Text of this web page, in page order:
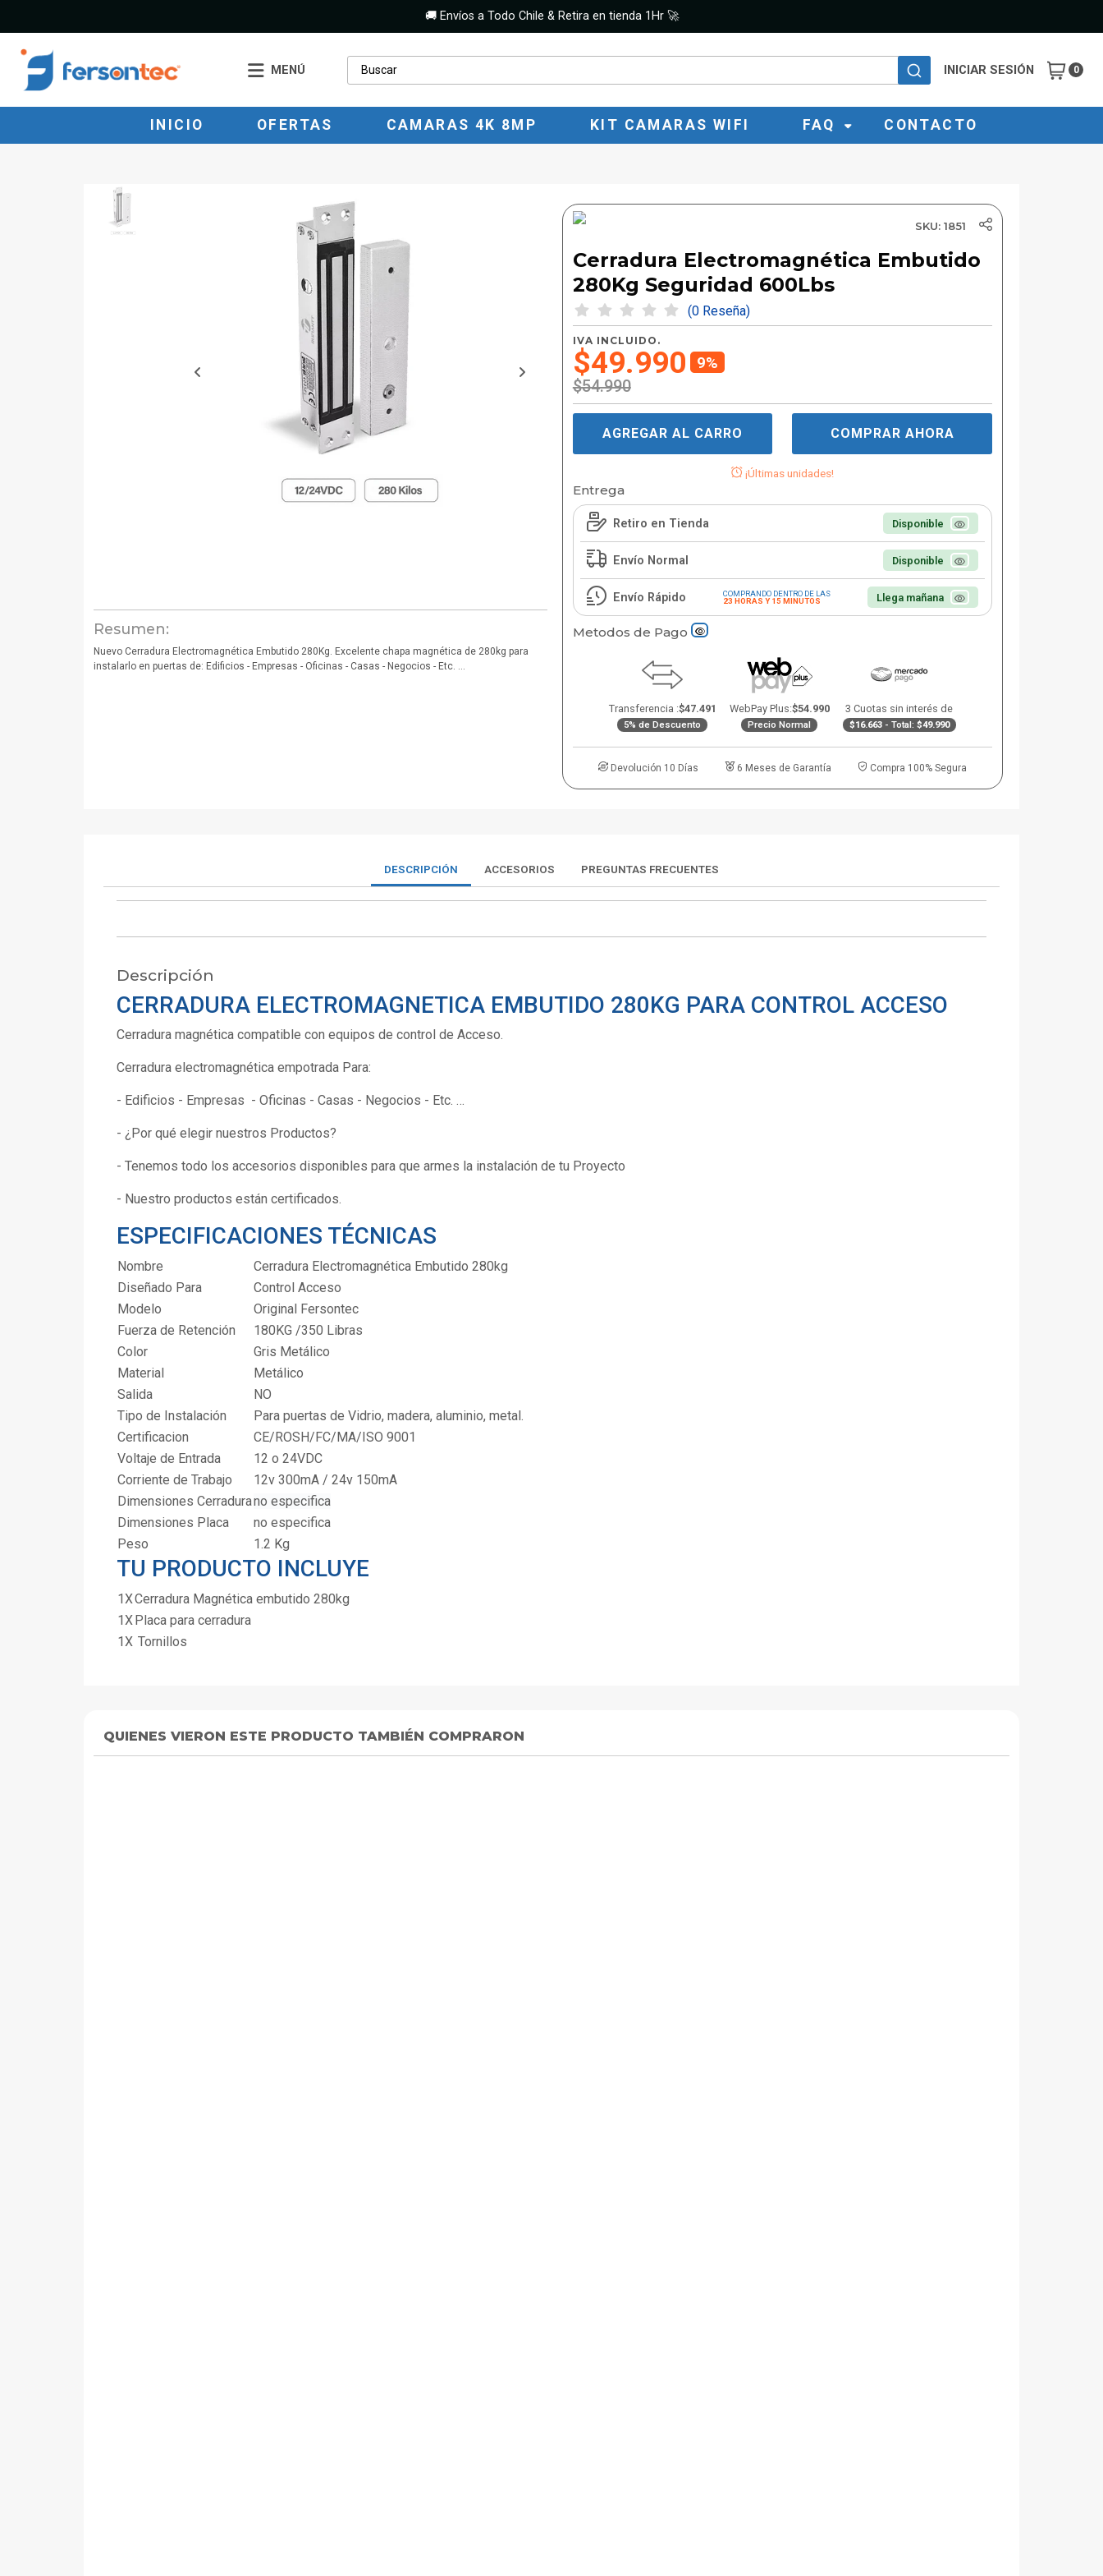
🚚 Envíos a Todo Chile & Retira en tienda 1Hr 🚀
MENÚ INICIAR SESIÓN 0
INICIO OFERTAS CAMARAS 4K 8MP KIT CAMARAS WIFI FAQ CONTACTO
Resumen:
Nuevo Cerradura Electromagnética Embutido 280Kg. Excelente chapa magnética de 280kg para
instalarlo en puertas de: Edificios - Empresas - Oficinas - Casas - Negocios - Etc. …
SKU: 1851
Cerradura Electromagnética Embutido
280Kg Seguridad 600Lbs
(0 Reseña)
IVA INCLUIDO.
$49.990
$54.990
9%
AGREGAR AL CARRO COMPRAR AHORA
¡Últimas unidades!
Entrega
Retiro en Tienda Disponible
Envío Normal Disponible
Envío Rápido
COMPRANDO DENTRO DE LAS
23 HORAS Y 15 MINUTOS
Llega mañana
Metodos de Pago
Transferencia :$47.491
5% de Descuento
WebPay Plus:$54.990
Precio Normal
3 Cuotas sin interés de
$16.663- Total: $49.990
Devolución 10 Días 6 Meses de Garantía Compra 100% Segura
DESCRIPCIÓN ACCESORIOS PREGUNTAS FRECUENTES
Descripción
CERRADURA ELECTROMAGNETICA EMBUTIDO 280KG PARA CONTROL ACCESO
Cerradura magnética compatible con equipos de control de Acceso.
Cerradura electromagnética empotrada Para:
- Edificios - Empresas - Oficinas - Casas - Negocios - Etc. …
- ¿Por qué elegir nuestros Productos?
- Tenemos todo los accesorios disponibles para que armes la instalación de tu Proyecto
- Nuestro productos están certificados.
ESPECIFICACIONES TÉCNICAS
Nombre
Cerradura Electromagnética Embutido 280kg
Diseñado Para
Control Acceso
Modelo
Original Fersontec
Fuerza de Retención
180KG /350 Libras
Color
Gris Metálico
Material
Metálico
Salida
NO
Tipo de Instalación
Para puertas de Vidrio, madera, aluminio, metal.
Certificacion
CE/ROSH/FC/MA/ISO 9001
Voltaje de Entrada
12 o 24VDC
Corriente de Trabajo
12v 300mA / 24v 150mA
Dimensiones Cerradurano especifica
Dimensiones Placa
no especifica
Peso
1.2 Kg
TU PRODUCTO INCLUYE
1XCerradura Magnética embutido 280kg
1X Placa para cerradura
1X Tornillos
QUIENES VIERON ESTE PRODUCTO TAMBIÉN COMPRARON